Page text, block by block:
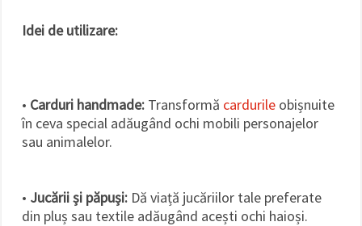
Idei de utilizare:
• Carduri handmade: Transformă cardurile obișnuite
în ceva special adăugând ochi mobili personajelor
sau animalelor.
• Jucării și păpuși: Dă viață jucăriilor tale preferate
din pluș sau textile adăugând acești ochi haioși.